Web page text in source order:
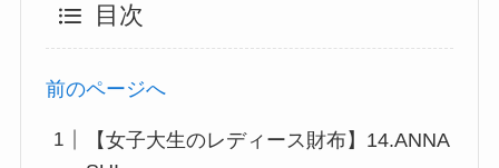
目次
前のページへ
【女子大生のレディース財布】14.ANNA